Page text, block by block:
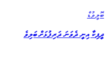
ބޮލީވުޑް
ދީޕިކާ އިނީ ދެވަނަ ދަރިފުޅަށް ބަލިވެ